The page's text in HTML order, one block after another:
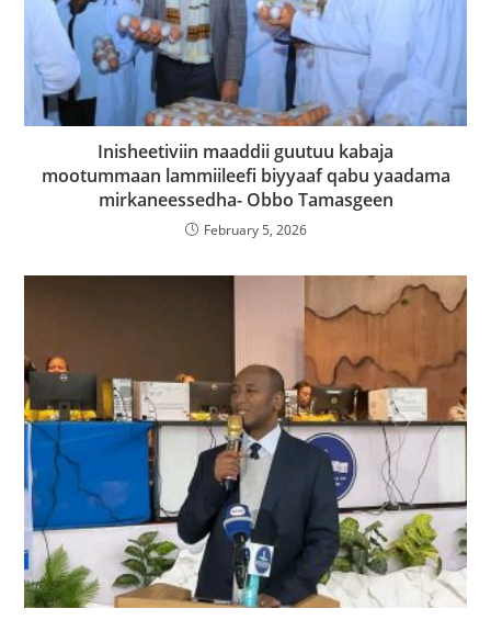
Inisheetiviin maaddii guutuu kabaja
mootummaan lammiileefi biyyaaf qabu yaadama
mirkaneessedha- Obbo Tamasgeen
February 5, 2026